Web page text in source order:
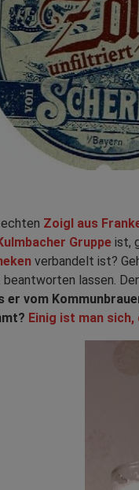
echten Zoigl aus
Gruppe ist,
verbandelt ist?
lassen.
er vom
Einig ist man